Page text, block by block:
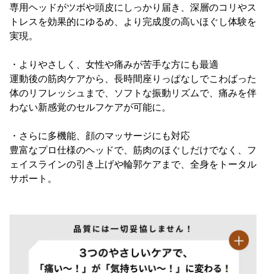
専用ヘッドがツボや頭皮にしっかり届き、深層のコリやス
トレスを効果的にゆるめ、より完成度の高いほぐし体験を
実現。
・よりやさしく、女性や痛みが苦手な方にも最適
運動後の筋肉ケアから、長時間座りっぱなしでこわばった
体のリフレッシュまで、ソフトな振動リズムで、痛みを伴
わない新感覚のセルフケアが可能に。
・さらに多機能、顔のマッサージにも対応
豊富なプロ仕様のヘッドで、筋肉のほぐしだけでなく、フ
ェイスラインの引き上げや輪郭ケアまで、全身をトータル
サポート。